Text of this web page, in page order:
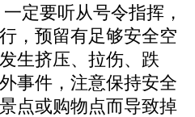
定要听从号令指挥，
，预留有足够安全空
生挤压、拉伤、跌
事件，注意保持安全
点或购物点而导致掉